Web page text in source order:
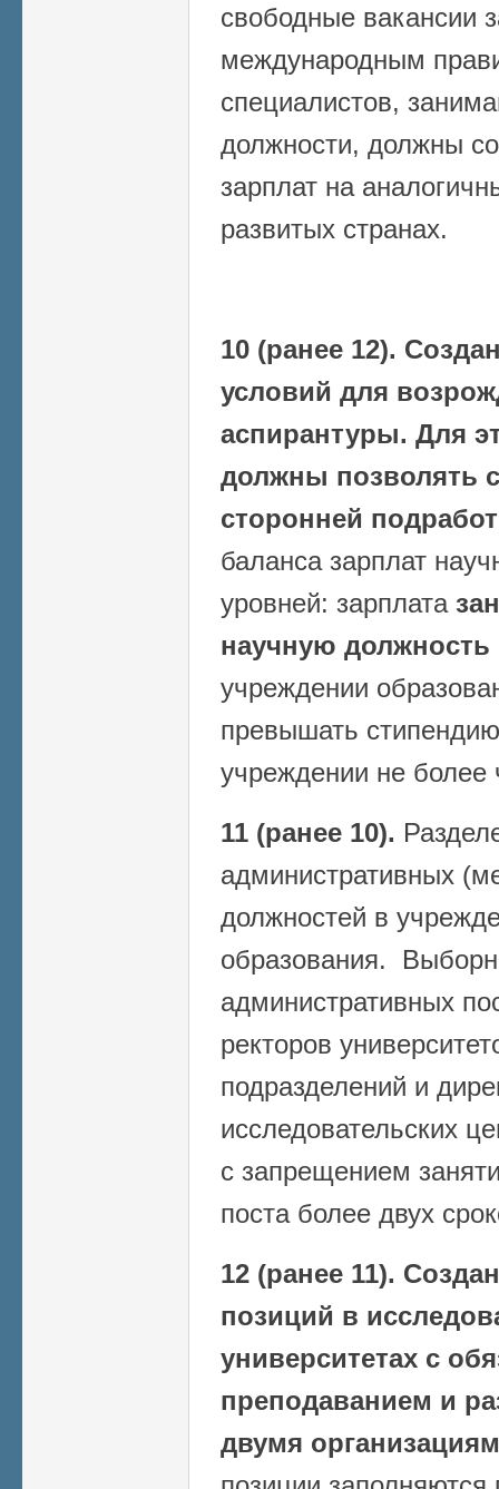
свободные вакансии
международным
специалистов,
должности, должны
зарплат на
развитых странах.
10 (ранее 12).
условий для
аспирантуры. Для
должны позволять
сторонней
баланса зарплат
уровней: зарплата
научную должность
учреждении
превышать
учреждении не
11 (ранее 10).
административных
должностей в
образования.
административных
ректоров
подразделений и
исследовательских
с запрещением
поста более двух
12 (ранее 11).
позиций в
университетах с
преподаванием и
двумя